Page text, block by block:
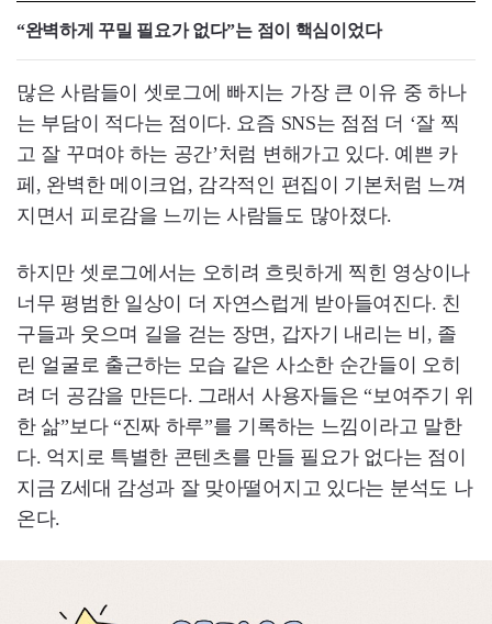
“완벽하게 꾸밀 필요가 없다”는 점이 핵심이었다
많은 사람들이 셋로그에 빠지는 가장 큰 이유 중 하나
는 부담이 적다는 점이다. 요즘 SNS는 점점 더 ‘잘 찍
고 잘 꾸며야 하는 공간’처럼 변해가고 있다. 예쁜 카
페, 완벽한 메이크업, 감각적인 편집이 기본처럼 느껴
지면서 피로감을 느끼는 사람들도 많아졌다.
하지만 셋로그에서는 오히려 흐릿하게 찍힌 영상이나
너무 평범한 일상이 더 자연스럽게 받아들여진다. 친
구들과 웃으며 길을 걷는 장면, 갑자기 내리는 비, 졸
린 얼굴로 출근하는 모습 같은 사소한 순간들이 오히
려 더 공감을 만든다. 그래서 사용자들은 “보여주기 위
한 삶”보다 “진짜 하루”를 기록하는 느낌이라고 말한
다. 억지로 특별한 콘텐츠를 만들 필요가 없다는 점이
지금 Z세대 감성과 잘 맞아떨어지고 있다는 분석도 나
온다.